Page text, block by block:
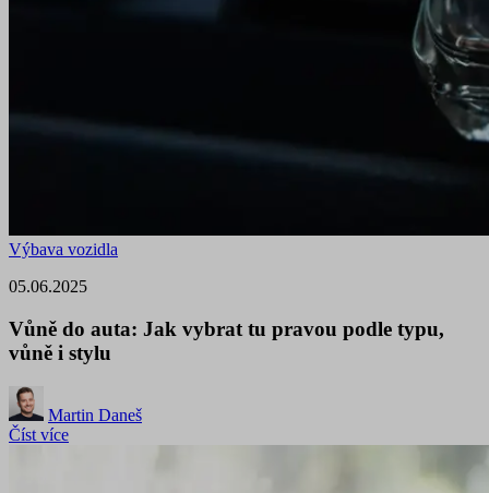
Výbava vozidla
05.06.2025
Vůně do auta: Jak vybrat tu pravou podle typu,
vůně i stylu
Martin Daneš
Číst více